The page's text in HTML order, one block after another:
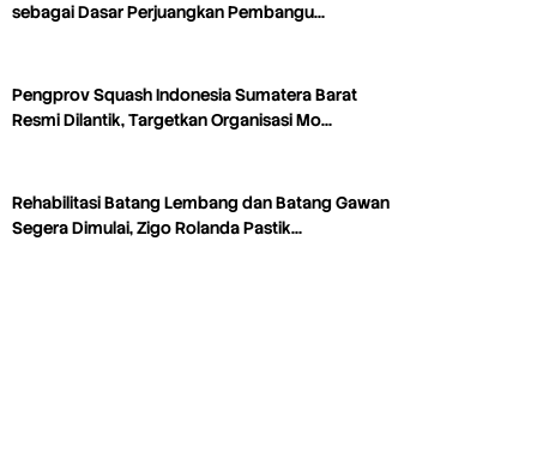
sebagai Dasar Perjuangkan Pembangu…
Pengprov Squash Indonesia Sumatera Barat
Resmi Dilantik, Targetkan Organisasi Mo…
Rehabilitasi Batang Lembang dan Batang Gawan
Segera Dimulai, Zigo Rolanda Pastik…